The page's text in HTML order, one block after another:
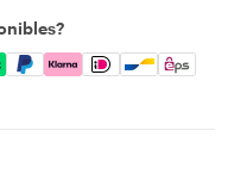
Apple Pay, Google